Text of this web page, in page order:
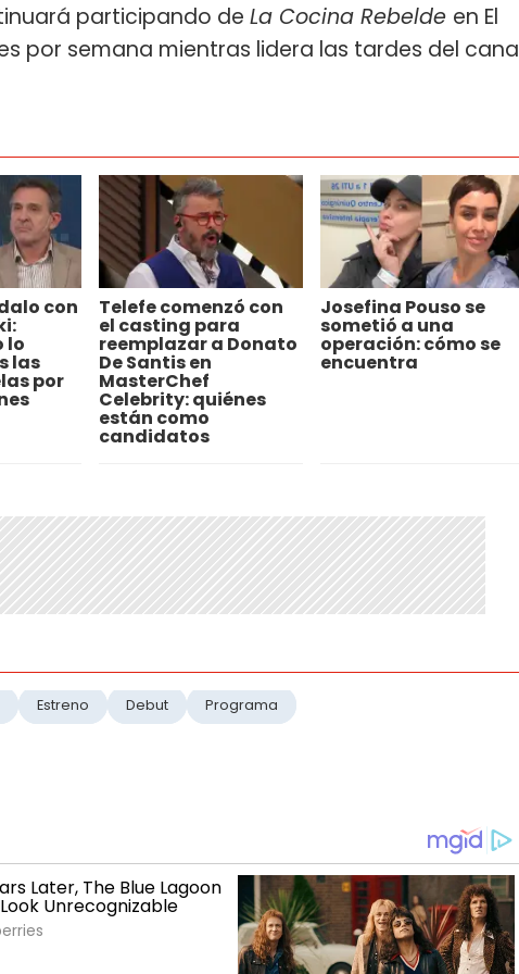
participando de La Cocina Rebelde en El
por semana mientras lidera las tardes del
con
lo
las
por
Telefe comenzó con
el casting para
reemplazar a Donato
De Santis en
MasterChef
Celebrity: quiénes
están como
candidatos
Josefina Pouso se
sometió a una
operación: cómo se
encuentra
Estreno Debut Programa